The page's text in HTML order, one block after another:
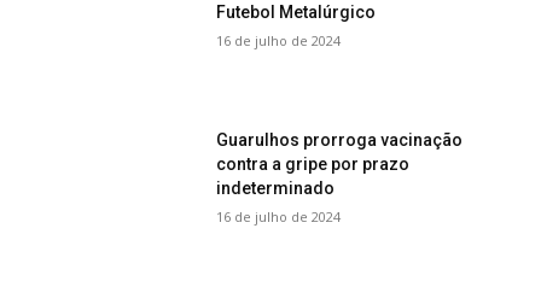
Futebol Metalúrgico
16 de julho de 2024
Guarulhos prorroga vacinação
contra a gripe por prazo
indeterminado
16 de julho de 2024